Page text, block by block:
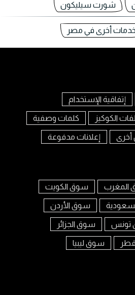
شورت سيليكون
خدمات أخرى في مصر
إتفاقية الإستخدام
الكوكيز كلمات وصفية
أخرى إعلانات مدفوعة
المغرب سوق الكويت
سوق الأردن
تونس سوق الجزائر
سوق ليبيا